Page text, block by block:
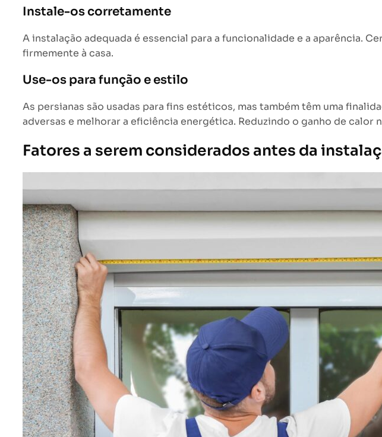
Instale-os corretamente
A instalação adequada é essencial para a funcionalidade e a aparência.
firmemente à casa.
Use-os para função e estilo
As persianas são usadas para fins estéticos, mas também têm uma
adversas e melhorar a eficiência energética. Reduzindo o ganho de calor
Fatores a serem considerados antes da